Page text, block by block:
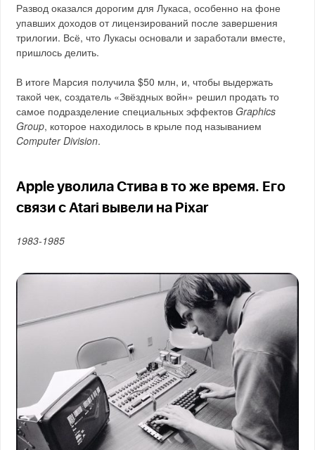
Развод оказался дорогим для Лукаса, особенно на фоне
упавших доходов от лицензирований после завершения
трилогии. Всё, что Лукасы основали и заработали вместе,
пришлось делить.
В итоге Марсия получила $50 млн, и, чтобы выдержать
такой чек, создатель «Звёздных войн» решил продать то
самое подразделение специальных эффектов Graphics
Group, которое находилось в крыле под называнием
Computer Division.
Apple уволила Стива в то же время. Его
связи с Atari вывели на Pixar
1983-1985